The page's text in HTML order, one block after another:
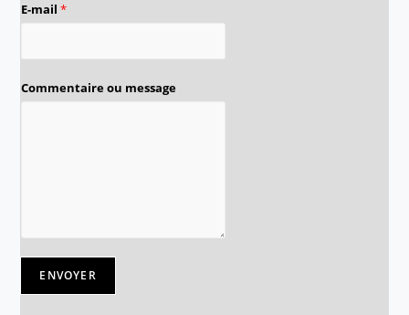
E-mail*
Commentaire ou message
ENVOYER